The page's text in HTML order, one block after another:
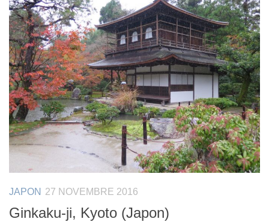
JAPON 27 NOVEMBRE 2016
Ginkaku-ji, Kyoto (Japon)